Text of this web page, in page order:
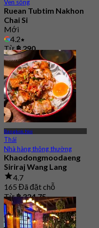
Ven sông
Ruean Tubtim Nakhon
Chai Si
Mới
4.2
Từ฿ 290
Bangkok Noi
Thái
Nhà hàng thông thường
Khaodongmoodaeng
Siriraj Wang Lang
4.7
165 Đã đặt chỗ
Từ฿ 324.75